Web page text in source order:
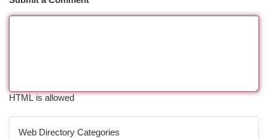
HTML is allowed
Web Directory Categories